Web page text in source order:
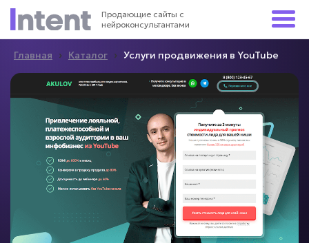
Продающие сайты с
нейроконсультантами
Главная › Каталог › Услуги продвижения в YouTube